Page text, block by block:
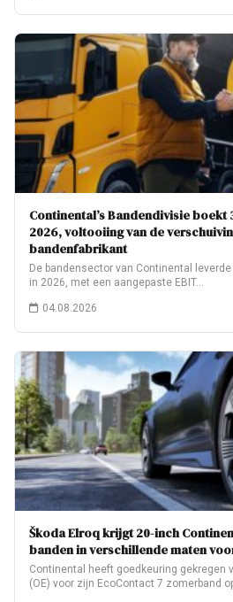
Continental’s Bandendivisie boekt
2026, voltooiing van de
bandenfabrikant
De bandensector van Continental
in 2026, met een aangepaste EBIT…
04.08.2026
Škoda Elroq krijgt 20-inch
banden in verschillende maten
Continental heeft goedkeuring gekregen
(OE) voor zijn EcoContact 7 zomerband